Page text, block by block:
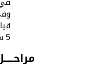
5 سنوات من سنه والتي لا يمكن ان تتجاوز في كل الحالات 45 سنة بتاريخ غرة جانفي 2018.